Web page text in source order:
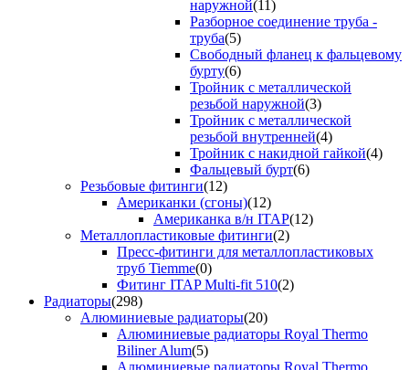
наружной(11)
Разборное соединение труба -
труба(5)
Свободный фланец к фальцевому
бурту(6)
Тройник с металлической
резьбой наружной(3)
Тройник с металлической
резьбой внутренней(4)
Тройник с накидной гайкой(4)
Фальцевый бурт(6)
Резьбовые фитинги(12)
Американки (сгоны)(12)
Американка в/н ITAP(12)
Металлопластиковые фитинги(2)
Пресс-фитинги для металлопластиковых
труб Tiemme(0)
Фитинг ITAP Multi-fit 510(2)
Радиаторы(298)
Алюминиевые радиаторы(20)
Алюминиевые радиаторы Royal Thermo
Biliner Alum(5)
Алюминиевые радиаторы Royal Thermo